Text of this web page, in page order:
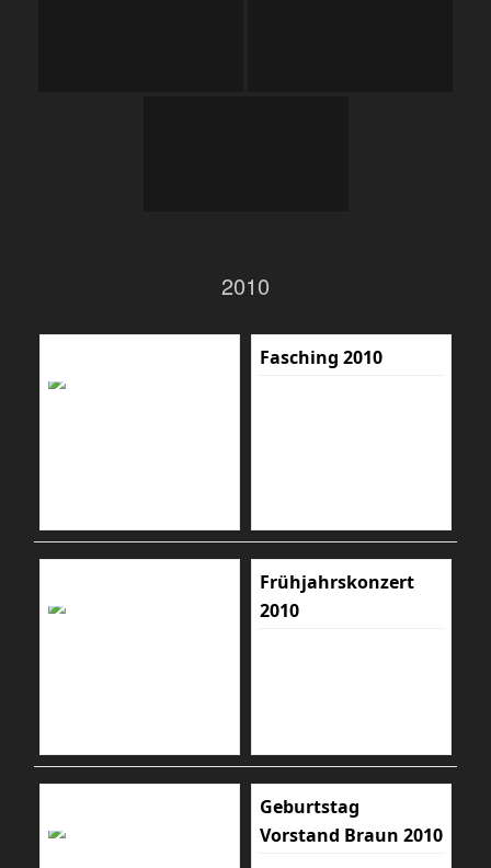
2010
Fasching 2010
Frühjahrskonzert
2010
Geburtstag
Vorstand Braun 2010